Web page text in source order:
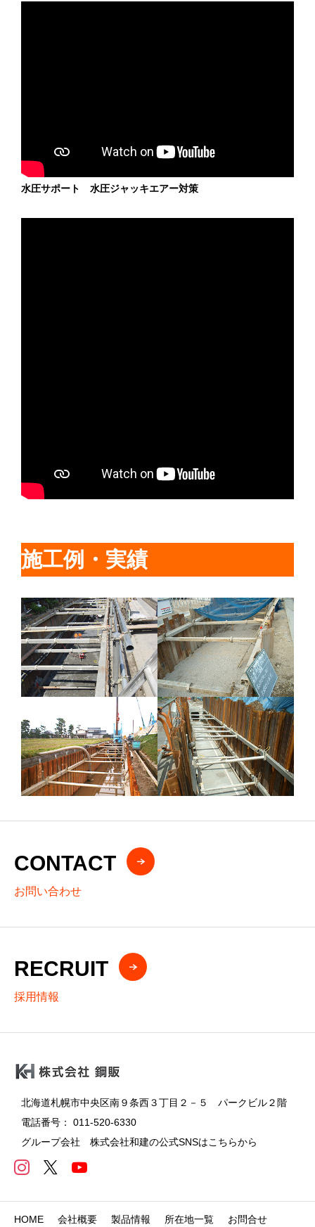
水圧サポート 水圧ジャッキエアー対策
施工例・実績
CONTACT
お問い合わせ
RECRUIT
採用情報
北海道札幌市中央区南９条西３丁目２－５ パークビル２階
電話番号： 011-520-6330
グループ会社 株式会社和建の公式SNSはこちらから
HOME 会社概要 製品情報 所在地一覧 お問合せ